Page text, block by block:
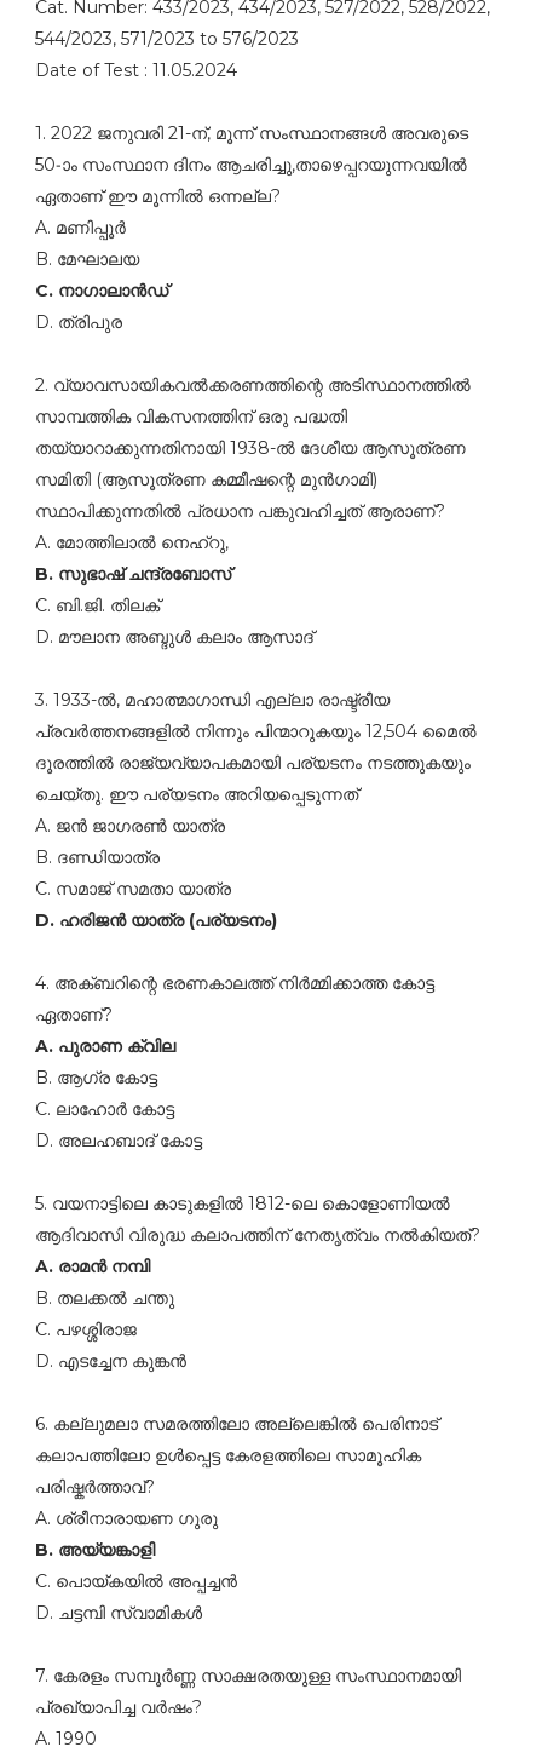
Cat. Number: 433/2023, 434/2023, 527/2022, 528/2022,
544/2023, 571/2023 to 576/2023
Date of Test : 11.05.2024
1. 2022 ജനുവരി 21-ന്‌, മൂന്ന്‌ സംസ്ഥാനങ്ങള്‍ അവരുടെ
50-ാം സംസ്ഥാന ദിനം ആചരിച്ചു,താഴെപ്പറയുന്നവയില്‍
ഏതാണ്‌ ഈ മൂന്നില്‍ ഒന്നല്ല?
A. മണിപ്പൂര്‍
B. മേഘാലയ
C. നാഗാലാന്‍ഡ്‌
D. ത്രിപുര
2. വ്യാവസായികവല്‍ക്കരണത്തിന്റെ അടിസ്ഥാനത്തില്‍
സാമ്പത്തിക വികസനത്തിന്‌ ഒരു പദ്ധതി
തയ്യാറാക്കുന്നതിനായി 1938-ല്‍ ദേശീയ ആസൂത്രണ
സമിതി (ആസൂത്രണ കമ്മീഷന്റെ മുന്‍ഗാമി)
സ്ഥാപിക്കുന്നതില്‍ പ്രധാന പങ്കുവഹിച്ചത്‌ ആരാണ്‌?
A. മോത്തിലാല്‍ നെഹ്റു,
B. സുഭാഷ്‌ ചന്ദ്രബോസ്‌
C. ബി.ജി. തിലക്‌
D. മൗലാന അബ്ദുള്‍ കലാം ആസാദ്‌
3. 1933-ല്‍, മഹാത്മാഗാന്ധി എല്ലാ രാഷ്ട്രീയ
പ്രവര്‍ത്തനങ്ങളില്‍ നിന്നും പിന്മാറുകയും 12,504 മൈല്‍
ദൂരത്തില്‍ രാജ്യവ്യാപകമായി പര്യടനം നടത്തുകയും
ചെയ്തു. ഈ പര്യടനം അറിയപ്പെടുന്നത്‌
A. ജന്‍ ജാഗരണ്‍ യാത്ര
B. ദണ്ഡിയാത്ര
C. സമാജ്‌ സമതാ യാത്ര
D. ഹരിജന്‍ യാത്ര (പര്യടനം)
4. അക്ബറിന്റെ ഭരണകാലത്ത്‌ നിര്‍മ്മിക്കാത്ത കോട്ട
ഏതാണ്‌?
A. പുരാണ ക്വില
B. ആഗ്ര കോട്ട
C. ലാഹോര്‍ കോട്ട
D. അലഹബാദ്‌ കോട്ട
5. വയനാട്ടിലെ കാടുകളില്‍ 1812-ലെ കൊളോണിയല്‍
ആദിവാസി വിരുദ്ധ കലാപത്തിന്‌ നേതൃത്വം നല്‍കിയത്‌?
A. രാമന്‍ നമ്പി
B. തലക്കല്‍ ചന്തു
C. പഴശ്ശിരാജ
D. എടച്ചേന കുങ്കന്‍
6. കല്ലുമലാ സമരത്തിലോ അല്ലെങ്കില്‍ പെരിനാട്‌
കലാപത്തിലോ ഉള്‍പ്പെട്ട കേരളത്തിലെ സാമൂഹിക
പരിഷ്കര്‍ത്താവ്‌?
A. ശ്രീനാരായണ ഗുരു
B. അയ്യങ്കാളി
C. പൊയ്കയില്‍ അപ്പച്ചന്‍
D. ചട്ടമ്പി സ്വാമികള്‍
7. കേരളം സമ്പൂര്‍ണ്ണ സാക്ഷരതയുള്ള സംസ്ഥാനമായി
പ്രഖ്യാപിച്ച വര്‍ഷം?
A. 1990